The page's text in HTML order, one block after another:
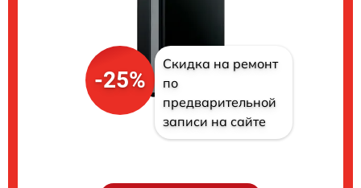
-25%
Скидка на ремонт
по
предварительной
записи на сайте